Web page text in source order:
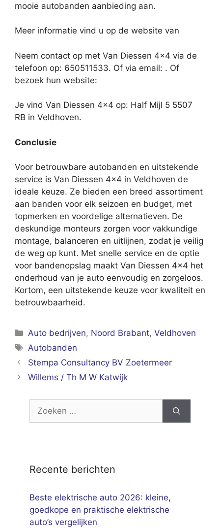
mooie autobanden aanbieding aan.
Meer informatie vind u op de website van
Neem contact op met Van Diessen 4×4 via de
telefoon op: 650511533. Of via email: . Of
bezoek hun website:
Je vind Van Diessen 4×4 op: Half Mijl 5 5507
RB in Veldhoven.
Conclusie
Voor betrouwbare autobanden en uitstekende
service is Van Diessen 4×4 in Veldhoven de
ideale keuze. Ze bieden een breed assortiment
aan banden voor elk seizoen en budget, met
topmerken en voordelige alternatieven. De
deskundige monteurs zorgen voor vakkundige
montage, balanceren en uitlijnen, zodat je veilig
de weg op kunt. Met snelle service en de optie
voor bandenopslag maakt Van Diessen 4×4 het
onderhoud van je auto eenvoudig en zorgeloos.
Kortom, een uitstekende keuze voor kwaliteit en
betrouwbaarheid.
Categorieën
Auto bedrijven, Noord Brabant,Veldhoven
Tags
Autobanden
Stempa Consultancy BV Zoetermeer
Willems / Th M W Katwijk
Zoek
Recente berichten
Beste elektrische auto 2026: kleine,
goedkope en praktische elektrische
auto’s vergelijken